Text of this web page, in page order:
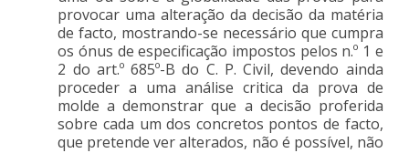
provocar uma alteração da decisão da matéria
de facto, mostrando-se necessário que cumpra
os ónus de especificação impostos pelos n.º 1 e
2 do art.º 685º-B do C. P. Civil, devendo ainda
proceder a uma análise critica da prova de
molde a demonstrar que a decisão proferida
sobre cada um dos concretos pontos de facto,
que pretende ver alterados, não é possível, não